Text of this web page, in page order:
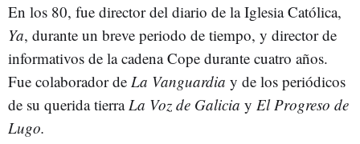
En los 80, fue director del diario de la Iglesia Católica,
Ya, durante un breve periodo de tiempo, y director de
informativos de la cadena Cope durante cuatro años.
Fue colaborador de La Vanguardia y de los periódicos
de su querida tierra La Voz de Galicia y El Progreso de
Lugo.